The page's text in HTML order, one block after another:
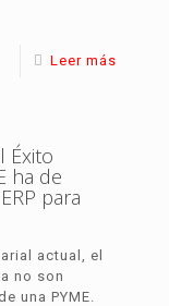
Leer más
Éxito
ha de
para
actual, el
no son
una PYME.